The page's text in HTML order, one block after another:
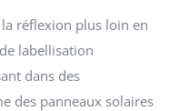
réflexion plus loin en
labellisation
dans des
des panneaux solaires